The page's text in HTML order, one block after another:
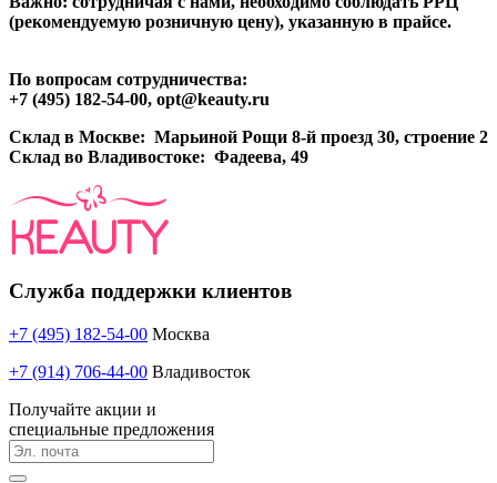
(рекомендуемую розничную цену), указанную в прайсе.
По вопросам сотрудничества:
+7 (495) 182-54-00, opt@keauty.ru
Склад в Москве: Марьиной Рощи 8-й проезд 30, строение 2
Склад во Владивостоке: Фадеева, 49
Служба поддержки клиентов
+7 (495) 182-54-00 Москва
+7 (914) 706-44-00 Владивосток
Получайте акции и
специальные предложения